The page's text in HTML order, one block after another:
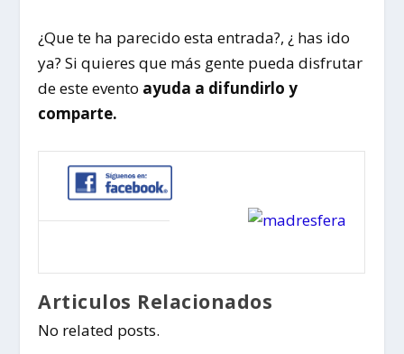
¿Que te ha parecido esta entrada?, ¿ has ido
ya? Si quieres que más gente pueda disfrutar
de este evento ayuda a difundirlo y
comparte.
Articulos Relacionados
No related posts.